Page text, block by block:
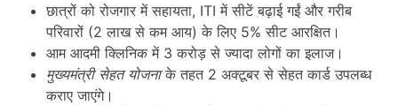
छात्रों को रोजगार में सहायता, ITI में सीटें बढ़ाई गईं और गरीब
परिवारों (2 लाख से कम आय) के लिए 5% सीट आरक्षित।
आम आदमी क्लिनिक में 3 करोड़ से ज्यादा लोगों का इलाज।
मुख्यमंत्री सेहत योजनाके तहत 2 अक्टूबर से सेहत कार्ड उपलब्ध
कराए जाएंगे।